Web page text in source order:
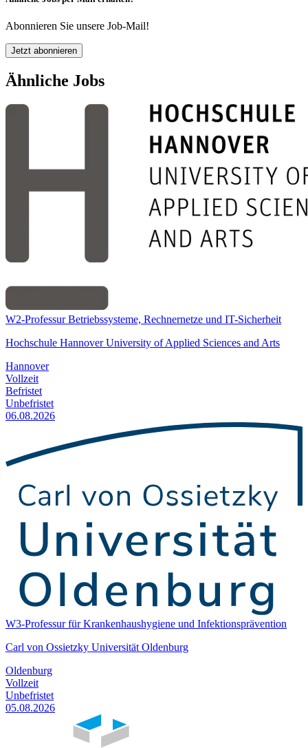
Abonnieren Sie unsere Job-Mail!
Jetzt abonnieren
Ähnliche Jobs
W2-Professur Betriebssysteme, Rechnernetze und IT-Sicherheit
Hochschule Hannover University of Applied Sciences and Arts
Hannover
Vollzeit
Befristet
Unbefristet
06.08.2026
W3-Professur für Krankenhaushygiene und Infektionsprävention
Carl von Ossietzky Universität Oldenburg
Oldenburg
Vollzeit
Unbefristet
05.08.2026